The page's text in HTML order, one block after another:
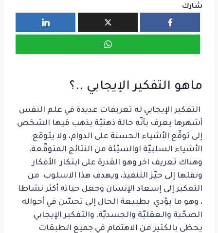
شارك
ماهو التفكير الإيجابي ..؟
التفكير الإيجابي له تعريفات عديدة في علم النفس
أشهرها يعرف بأنّه حالة ذهنيّة يذهب فيها الشخص
إلى توقّع الأشياء الحسنة على الدوام، ولا يتوقع
الأشياء السلبيّة اوالسيّئة من النتائج المتوقّعة،
وهناك تعريف اخر وهو القدرة على ابتكار الأفكار
ونقلها إلى حيّز التنفيذ، ويهدف هذا الاسلوب من
التفكير إلى إسعاد الإنسان وجعل حياته أكثر نشاطا
، وهو ما يؤدي بطبيعة الحال إلى تحسّن في أحواله
الصحّية والعقليّة والجسديّة، والتفكير الإيجابي
يحظى بالكثير من الاهتمام في جميع الطبقات